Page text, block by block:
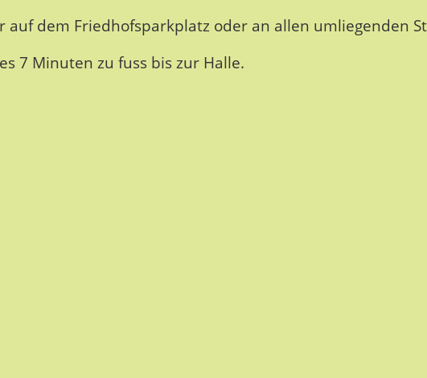
auf dem Friedhofsparkplatz oder an allen umliegenden
7 Minuten zu fuss bis zur Halle.